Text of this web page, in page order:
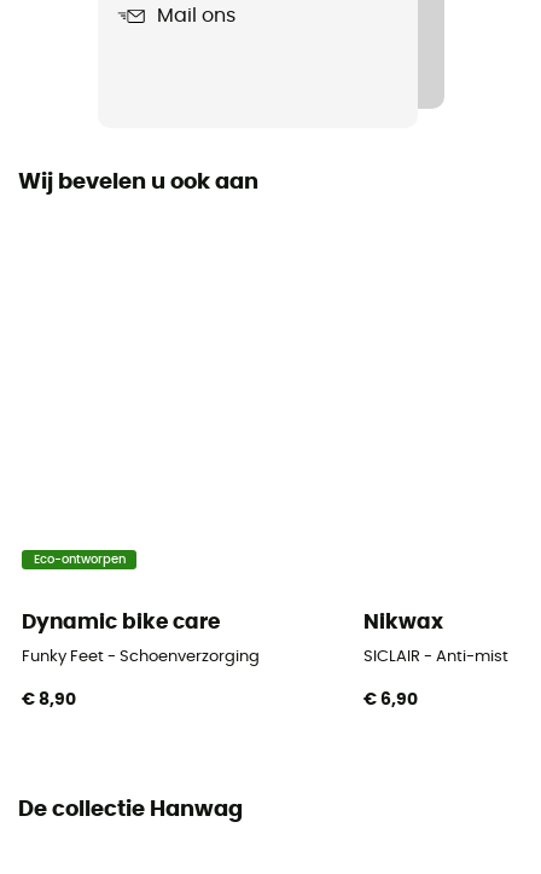
Mail ons
Wij bevelen u ook aan
Eco-ontworpen
Dynamic bike care
Funky Feet - Schoenverzorging
€ 8,90
Nikwax
SICLAIR - Anti-mist
€ 6,90
De collectie Hanwag